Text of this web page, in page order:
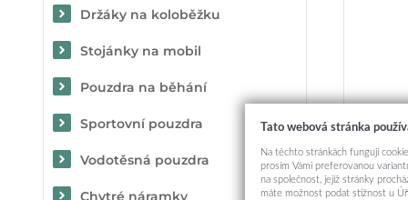
Držáky na koloběžku
Stojánky na mobil
Pouzdra na běhání
Sportovní pouzdra
Vodotěsná pouzdra
Chytré náramky
Zadní
Tato webová stránka
Na těchto stránkách fungují
prosím Vámi preferovanou
na společnost, jejíž stránky
máte možnost podat stížnost u